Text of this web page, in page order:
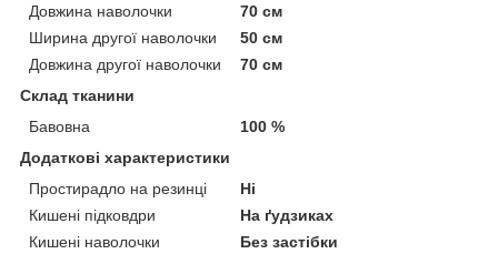
Довжина наволочки
70 см
Ширина другої наволочки
50 см
Довжина другої наволочки
70 см
Склад тканини
Бавовна
100 %
Додаткові характеристики
Простирадло на резинці
Ні
Кишені підковдри
На ґудзиках
Кишені наволочки
Без застібки